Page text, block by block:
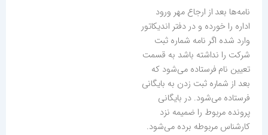
نامه‌ها بعد از ارجاع مهر ورود
اداره را خورده و در دفتر اندیكاتور
وارد شده اگر نامه شماره ثبت
شركت را نداشته باشد به قسمت
تعیین نام فرستاده می‌شود كه
بعد از شماره ثبت زدن به بایگانی
فرستاده می‌شود. در بایگانی
پرونده مربوط را ضمیمه نزد
كارشناس مربوطه برده می‌شود.